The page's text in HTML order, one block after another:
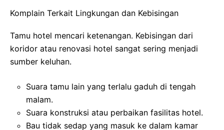
Komplain Terkait Lingkungan dan Kebisingan
Tamu hotel mencari ketenangan. Kebisingan dari
koridor atau renovasi hotel sangat sering menjadi
sumber keluhan.
Suara tamu lain yang terlalu gaduh di tengah
malam.
Suara konstruksi atau perbaikan fasilitas hotel.
Bau tidak sedap yang masuk ke dalam kamar